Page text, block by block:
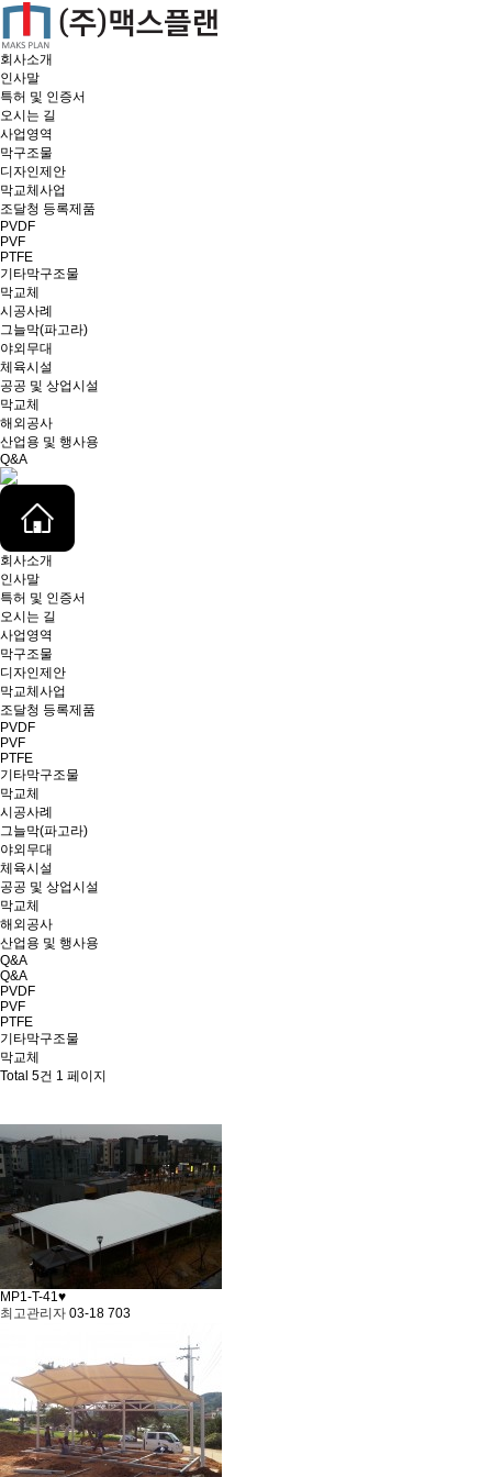
회사소개
인사말
특허 및 인증서
오시는 길
사업영역
막구조물
디자인제안
막교체사업
조달청 등록제품
PVDF
PVF
PTFE
기타막구조물
막교체
시공사례
그늘막(파고라)
야외무대
체육시설
공공 및 상업시설
막교체
해외공사
산업용 및 행사용
Q&A
회사소개
인사말
특허 및 인증서
오시는 길
사업영역
막구조물
디자인제안
막교체사업
조달청 등록제품
PVDF
PVF
PTFE
기타막구조물
막교체
시공사례
그늘막(파고라)
야외무대
체육시설
공공 및 상업시설
막교체
해외공사
산업용 및 행사용
Q&A
Q&A
PVDF
PVF
PTFE
기타막구조물
막교체
Total 5건 1 페이지
MP1-T-41♥
최고관리자 03-18 703